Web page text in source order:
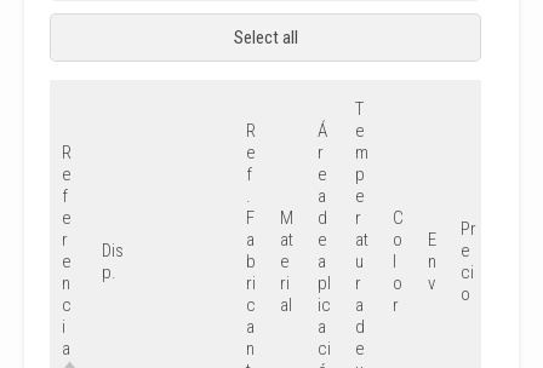
Select all
R
e
f
e
r
e
n
c
i
a
Dis
p.
R
e
f
.
F
a
b
ri
c
a
n
M
at
e
ri
al
Á
r
e
a
d
e
a
pl
ic
a
ci
T
e
m
p
e
r
at
u
r
a
d
e
C
o
l
o
r
E
n
v
Pr
e
ci
o